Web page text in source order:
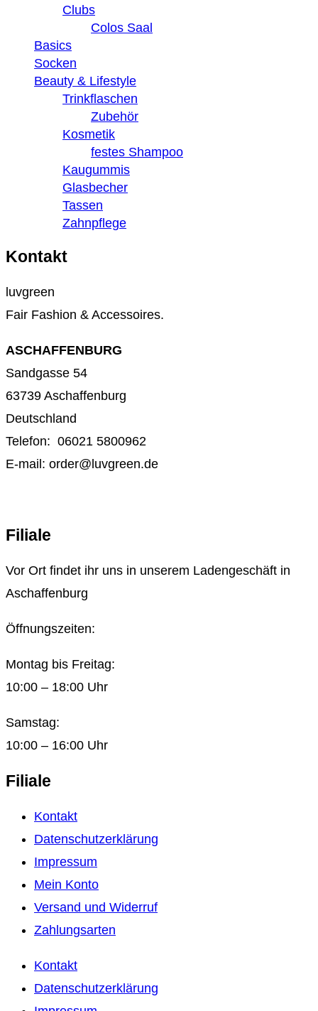
Clubs
Colos Saal
Basics
Socken
Beauty & Lifestyle
Trinkflaschen
Zubehör
Kosmetik
festes Shampoo
Kaugummis
Glasbecher
Tassen
Zahnpflege
Kontakt
luvgreen
Fair Fashion & Accessoires.
ASCHAFFENBURG
Sandgasse 54
63739 Aschaffenburg
Deutschland
Telefon: 06021 5800962
E-mail: order@luvgreen.de
Filiale
Vor Ort findet ihr uns in unserem Ladengeschäft in
Aschaffenburg
Öffnungszeiten:
Montag bis Freitag:
10:00 – 18:00 Uhr
Samstag:
10:00 – 16:00 Uhr
Filiale
Kontakt
Datenschutzerklärung
Impressum
Mein Konto
Versand und Widerruf
Zahlungsarten
Kontakt
Datenschutzerklärung